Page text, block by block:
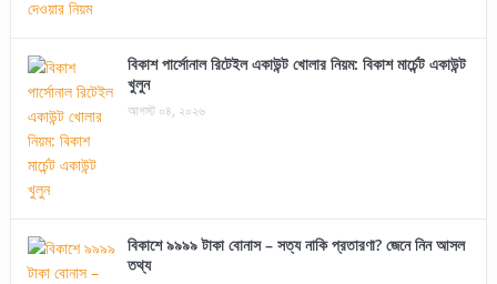
বিকাশ পার্সোনাল রিটেইল একাউন্ট খোলার নিয়ম: বিকাশ মার্চেন্ট একাউন্ট
খুলুন
আগস্ট ০৪, ২০২৬
বিকাশে ৯৯৯৯ টাকা বোনাস – সত্য নাকি প্রতারণা? জেনে নিন আসল
তথ্য